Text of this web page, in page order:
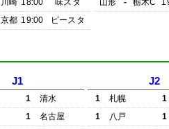
川崎 18:00
味スタ
京都 19:00 ピースタ
山形
- 栃木C
J1
1
清水
1
名古屋
J2
1 札幌
1
1
八戸
1